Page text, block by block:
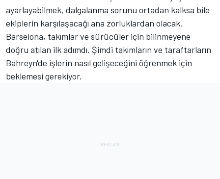
ayarlayabilmek, dalgalanma sorunu ortadan kalksa bile
ekiplerin karşılaşacağı ana zorluklardan olacak.
Barselona, ​​takımlar ve sürücüler için bilinmeyene
doğru atılan ilk adımdı. Şimdi takımların ve taraftarların
Bahreyn'de işlerin nasıl gelişeceğini öğrenmek için
beklemesi gerekiyor.